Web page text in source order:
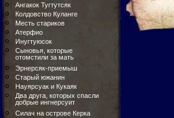
Ангакок Тугтутсяк
Колдовство Куланге
Месть стариков
Атерфио
Инугтуюсок
Сыновья, которые
отомстили за мать
Эрнерсяк-приемыш
Старый южанин
Науярсуак и Кукаяк
Два друга, которых спасли
добрые ингнерсуит
Силач на острове Керка